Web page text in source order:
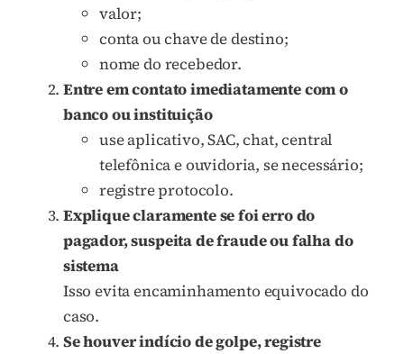
valor;
conta ou chave de destino;
nome do recebedor.
Entre em contato imediatamente com o
banco ou instituição
use aplicativo, SAC, chat, central
telefônica e ouvidoria, se necessário;
registre protocolo.
Explique claramente se foi erro do
pagador, suspeita de fraude ou falha do
sistema
Isso evita encaminhamento equivocado do
caso.
Se houver indício de golpe, registre